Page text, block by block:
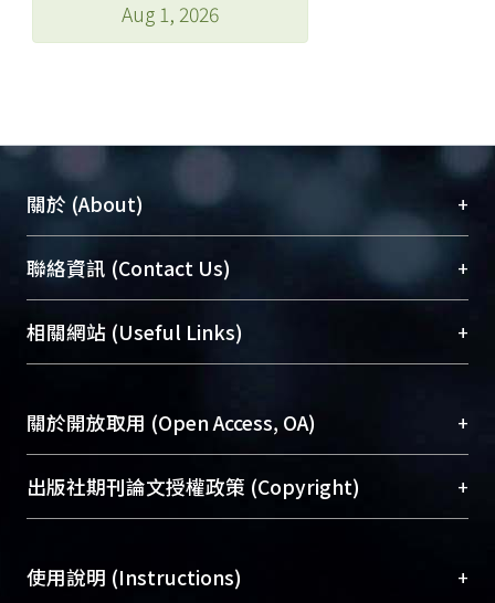
Aug 1, 2026
關於 (About) +
臺大位居世界頂尖大學之列，為永久珍藏及向國際
展現本校豐碩的研究成果及學術能量，圖書館整合
機構典藏（NTUR）與學術庫（AH）不同功能平
台，成為臺大學術典藏NTU scholars。期能整合研
成果。
To permanently archive and promote researcher
profiles and scholarly works, Library integrates the
services of “NTU Repository” with “Academic
聯絡資訊 (Contact Us) +
總館學科館員(Main Library)
醫學圖書館學科館員(Medical Library)
Sciences Library)
相關網站 (Useful Links) +
關於開放取用 (Open Access, OA) +
開放取用是從使用者角度提升資訊取用性的社會運
動，應用在學術研究上是透過將研究著作公開供使
用逐年攀升。同時可加速研究發展、提升研究影響
出版社期刊論文授權政策 (Copyright) +
含部分內容的版權非匯入者所有，或由第三方贊
使用說明 (Instructions) +